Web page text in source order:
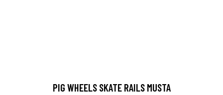
PIG WHEELS SKATE RAILS MUSTA